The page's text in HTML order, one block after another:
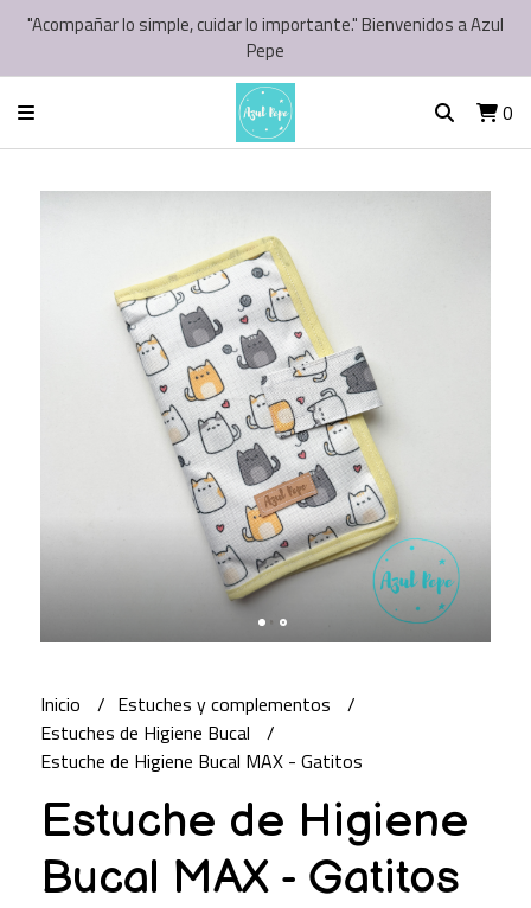
"Acompañar lo simple, cuidar lo importante." Bienvenidos a Azul
Pepe
0
Inicio
Estuches y complementos
Estuches de Higiene Bucal
Estuche de Higiene Bucal MAX - Gatitos
Estuche de Higiene
Bucal MAX - Gatitos